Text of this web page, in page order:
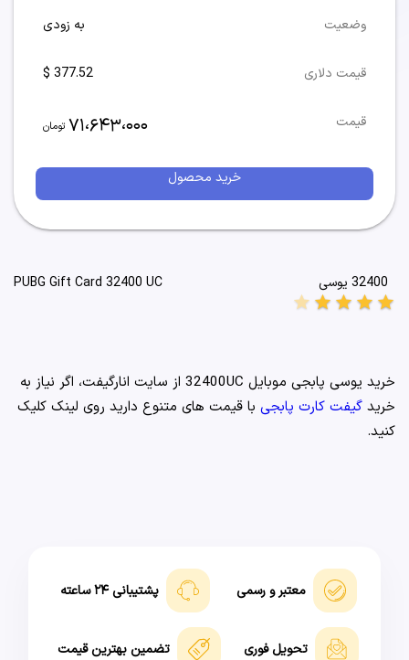
32400 یوسی
PUBG Gift Card 32400 UC
star
star
star
star
star
خرید یوسی پابجی موبایل 32400UC از سایت انارگیفت، اگر نیاز به
خرید گیفت کارت پابجی با قیمت های متنوع دارید روی لینک کلیک
کنید.
معتبر و رسمی پشتیبانی ۲۴ ساعته
تحویل فوری تضمین بهترین قیمت
وضعیت به زودی
قیمت دلاری 377.52 $
قیمت 71،643،000 تومان
خرید محصول